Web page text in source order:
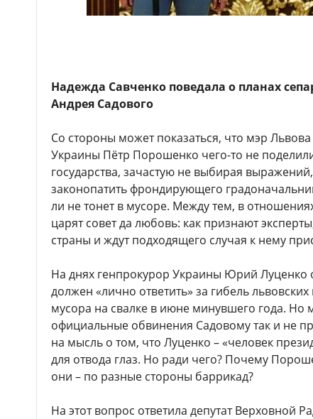
Надежда Савченко поведала о планах
Андрея Садового
Со стороны может показаться, что мэр
Украины Пётр Порошенко чего-то не
государства, зачастую не выбирая
законопатить фрондирующего
ли не тонет в мусоре. Между тем, в
царят совет да любовь: как признают
страны и ждут подходящего случая к нему
На днях генпрокурор Украины Юрий Луценко
должен «лично ответить» за гибель
мусора на свалке в июне минувшего года. Но
официальные обвинения Садовому так и не
на мысль о том, что Луценко – «человек
для отвода глаз. Но ради чего? Почему
они – по разные стороны баррикад?
На этот вопрос ответила депутат Верховной